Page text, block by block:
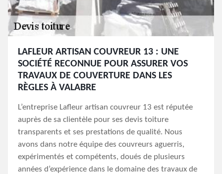
LAFLEUR ARTISAN COUVREUR 13 : UNE
SOCIÉTÉ RECONNUE POUR ASSURER VOS
TRAVAUX DE COUVERTURE DANS LES
RÈGLES À VALABRE
L’entreprise Lafleur artisan couvreur 13 est réputée
auprès de sa clientèle pour ses devis toiture
transparents et ses prestations de qualité. Nous
avons dans notre équipe des couvreurs aguerris,
expérimentés et compétents, doués de plusieurs
années d’expérience dans le domaine des travaux de